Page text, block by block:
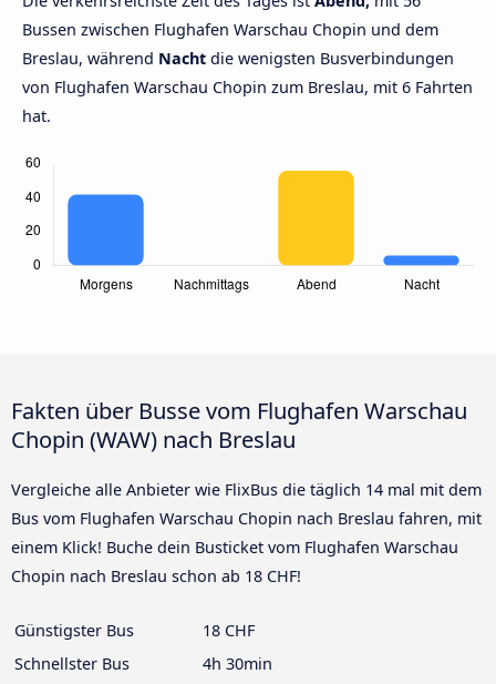
Bussen zwischen Flughafen Warschau Chopin und dem
Breslau, während Nacht die wenigsten Busverbindungen
von Flughafen Warschau Chopin zum Breslau, mit 6 Fahrten
hat.
Fakten über Busse vom Flughafen Warschau
Chopin (WAW) nach Breslau
Vergleiche alle Anbieter wie FlixBus die täglich 14 mal mit dem
Bus vom Flughafen Warschau Chopin nach Breslau fahren, mit
einem Klick! Buche dein Busticket vom Flughafen Warschau
Chopin nach Breslau schon ab 18 CHF!
Günstigster Bus
18 CHF
Schnellster Bus
4h 30min